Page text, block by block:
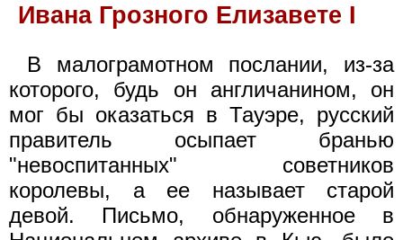
Ивана Грозного Елизавете I
В малограмотном послании, из-за
которого, будь он англичанином, он
мог бы оказаться в Тауэре, русский
правитель осыпает бранью
"невоспитанных" советников
королевы, а ее называет старой
девой. Письмо, обнаруженное в